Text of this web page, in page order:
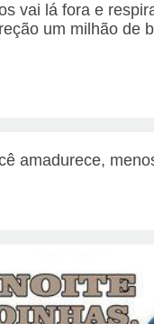
vai lá fora e
um milhão de
amadurece,